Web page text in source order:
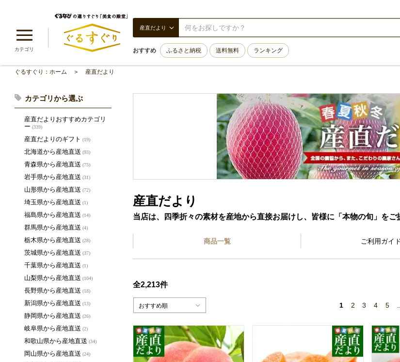
カテゴリ
産直だより
おすすめ ふるさと納税 送料無料 ランキング
ぐるすぐり：ホーム 産直だより
産直だより
当店は、四季折々の素材を産地から直接お届けし、皆様に「本物の旬」をご
商品一覧 ご利用ガイド
全2,213件
おすすめ順 1 2 3 4 5
カテゴリから選ぶ
産直だよりおすすめカテゴリ
ー (339)
産直だよりのギフト (19)
北海道から産地直送 (93)
青森県から産地直送 (75)
岩手県から産地直送 (31)
山形県から産地直送 (72)
埼玉県から産地直送 (1)
福島県から産地直送 (14)
群馬県から産地直送 (4)
栃木県から産地直送 (28)
茨城県から産地直送 (37)
千葉県から産地直送 (1)
山梨県から産地直送 (104)
長野県から産地直送 (18)
新潟県から産地直送 (13)
静岡県から産地直送 (26)
岐阜県から産地直送 (2)
和歌山県から産地直送 (34)
岡山県から産地直送 (24)